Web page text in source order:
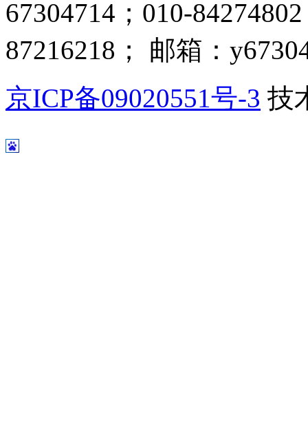
67304714；010-
87216218； 邮箱：
京ICP备09020551号-3 技